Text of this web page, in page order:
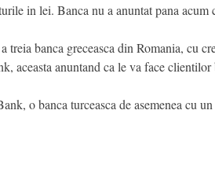
in lei. Banca nu a anuntat pana acum
treia banca greceasca din Romania,
aceasta anuntand ca le va face
o banca turceasca de asemenea cu